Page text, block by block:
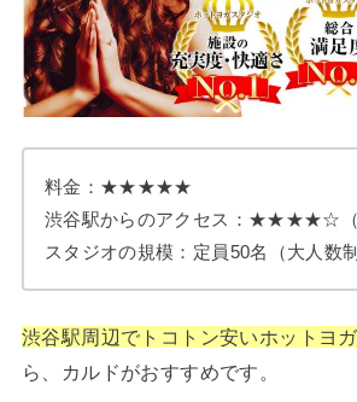
料金：★★★★★
渋谷駅からのアクセス：★★★★☆（
スタジオの規模：定員50名（大人数
渋谷駅周辺でトコトン安いホットヨ
ら、カルドがおすすめです。